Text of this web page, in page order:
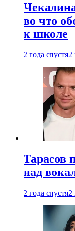
во что
к школе
2 года спустя2
Тарасов
над
2 года спустя2